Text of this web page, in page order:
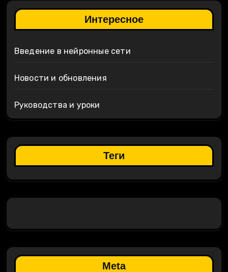
Интересное
Введение в нейронные сети
Новости и обновления
Руководства и уроки
Теги
Meta